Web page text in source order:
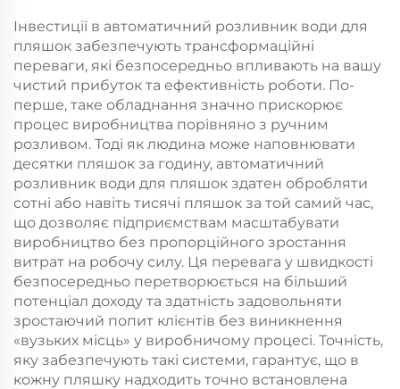
Інвестиції в автоматичний розливник води для
пляшок забезпечують трансформаційні
переваги, які безпосередньо впливають на вашу
чистий прибуток та ефективність роботи. По-
перше, таке обладнання значно прискорює
процес виробництва порівняно з ручним
розливом. Тоді як людина може наповнювати
десятки пляшок за годину, автоматичний
розливник води для пляшок здатен обробляти
сотні або навіть тисячі пляшок за той самий час,
що дозволяє підприємствам масштабувати
виробництво без пропорційного зростання
витрат на робочу силу. Ця перевага у швидкості
безпосередньо перетворюється на більший
потенціал доходу та здатність задовольняти
зростаючий попит клієнтів без виникнення
«вузьких місць» у виробничому процесі. Точність,
яку забезпечують такі системи, гарантує, що в
кожну пляшку надходить точно встановлена